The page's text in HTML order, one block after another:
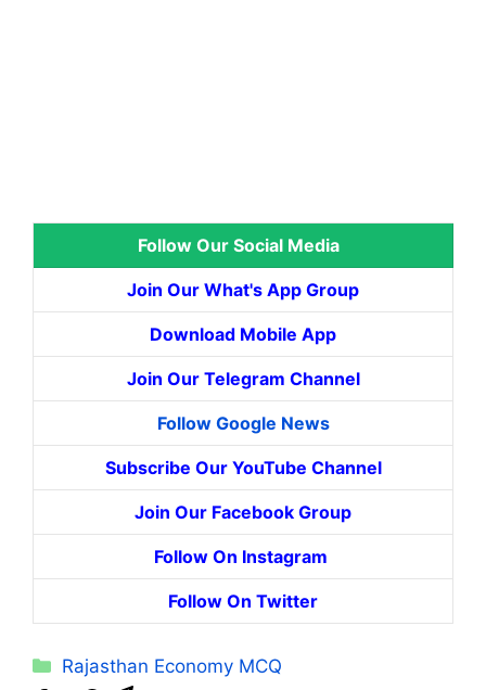
Follow Our Social Media
Join Our What's App Group
Download Mobile App
Join Our Telegram Channel
Follow Google News
Subscribe Our YouTube Channel
Join Our Facebook Group
Follow On Instagram
Follow On Twitter
Categories
Rajasthan Economy MCQ